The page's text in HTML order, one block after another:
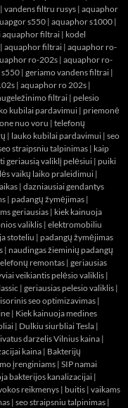
| vandens filtru rusys | aquaphor
s550| aquaphor s1000 |
aquaphor filtrai | kodel
| aquaphor filtrai | aquaphor ro-
ro-202s| aquaphor ro-
| geriamo vandens filtrai |
| aquaphor ro 202s |
filtrai| pelesio
kubilai pardavimui | priemonė
nuo voru | telefonų
| lauko kubilai pardavimui | seo
straipsniu talpinimas| kaip
geriausią valiklį pelėsiui | puiki
vaikų laiko praleidimui |
| dazniausiai gendantys
| padangų žymėjimas |
geriausias| kiek kainuoja
valiklis| elektromobiliu
stoteliu | padangų žymėjimas
| naudingas žieminių padangų
remontas | geriausias
veikiantis pelėsio valiklis |
| geriausias pelesio valiklis |
isorinis seo optimizavimas |
| Kiek kainuoja medines
| Dulkiu siurbliai Tesla |
darzelis Vilnius kaina |
kaina | Bakterijų
įrenginiams | SIP namai
bakterijos kanalizacijai |
reikmenys | buitis | vaikams
| seo straipsniu talpinimas |